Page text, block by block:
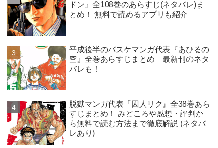
ドン』全108巻のあらすじ(ネタバレ)ま
とめ！ 無料で読めるアプリも紹介
平成後半のバスケマンガ代表『あひるの
空』全巻あらすじまとめ 最新刊のネタ
バレも！
脱獄マンガ代表『囚人リク』全38巻あら
すじまとめ！ みどころや感想・評判か
ら無料で読む方法まで徹底解説 (ネタバ
レあり)